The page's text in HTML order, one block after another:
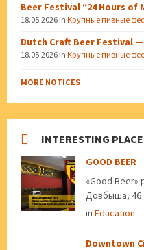
Beer Festival “24 Hours of
18.05.2026 in Крупные пивные
Dutch Craft Beer Festival
18.05.2026 in Крупные пивные
MORE NOTICES
INTERESTING
GOOD BEER
«Good Beer»
Довбыша, 46
in Education
Downtown